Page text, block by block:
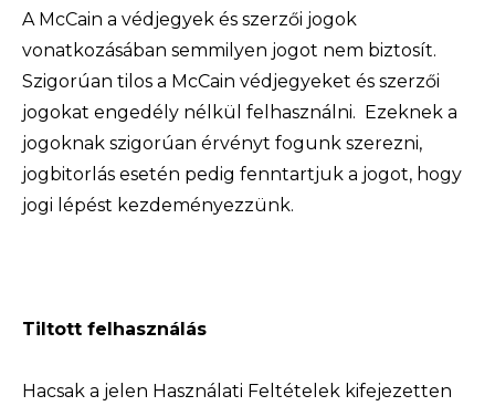
A McCain a védjegyek és szerzői jogok
vonatkozásában semmilyen jogot nem biztosít.
Szigorúan tilos a McCain védjegyeket és szerzői
jogokat engedély nélkül felhasználni. Ezeknek a
jogoknak szigorúan érvényt fogunk szerezni,
jogbitorlás esetén pedig fenntartjuk a jogot, hogy
jogi lépést kezdeményezzünk.​
Tiltott felhasználás
Hacsak a jelen Használati Feltételek kifejezetten